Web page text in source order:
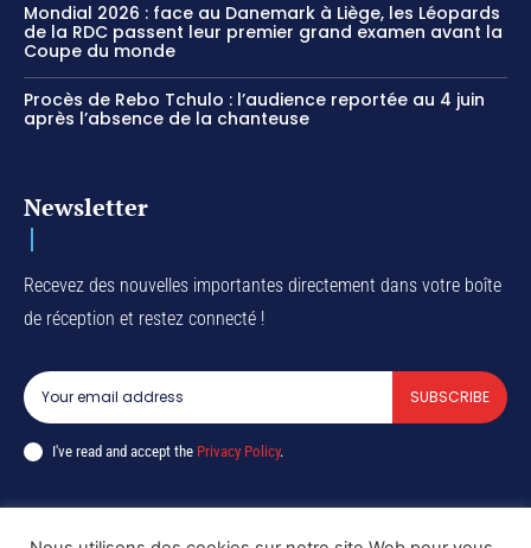
Mondial 2026 : face au Danemark à Liège, les Léopards
de la RDC passent leur premier grand examen avant la
Coupe du monde
Procès de Rebo Tchulo : l’audience reportée au 4 juin
après l’absence de la chanteuse
Newsletter
Recevez des nouvelles importantes directement dans votre boîte
de réception et restez connecté !
SUBSCRIBE
I've read and accept the Privacy Policy.